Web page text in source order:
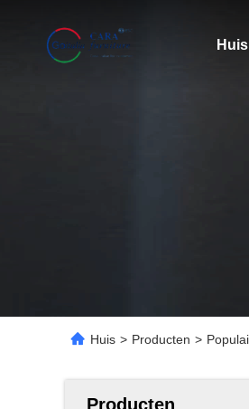
Huis
Huis > Producten >
Producten